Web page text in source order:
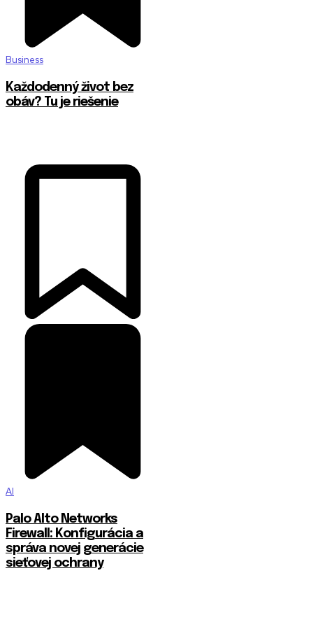
Business
Každodenný život bez
obáv? Tu je riešenie
AI
Palo Alto Networks
Firewall: Konfigurácia a
správa novej generácie
sieťovej ochrany